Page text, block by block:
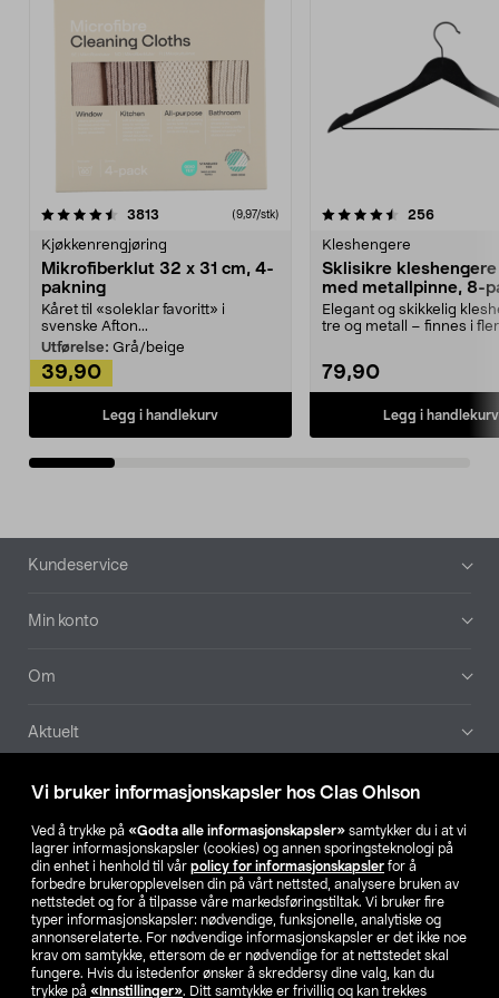
Vi bruker informasjonskapsler hos Clas Ohlson
Ved å trykke på «Godta alle informasjonskapsler» samtykker du i at vi
lagrer informasjonskapsler (cookies) og annen sporingsteknologi på
din enhet i henhold til vår policy for informasjonskapsler for å
forbedre brukeropplevelsen din på vårt nettsted, analysere bruken av
nettstedet og for å tilpasse våre markedsføringstiltak. Vi bruker fire
typer informasjonskapsler: nødvendige, funksjonelle, analytiske og
annonserelaterte. For nødvendige informasjonskapsler er det ikke noe
krav om samtykke, ettersom de er nødvendige for at nettstedet skal
fungere. Hvis du istedenfor ønsker å skreddersy dine valg, kan du
trykke på «Innstillinger». Ditt samtykke er frivillig og kan trekkes
3813 anmeldelser(9,97/stk)
Kjøkkenrengjøring
Mikrofiberklut 32 x 31 cm, 4-
pakning
Kåret til «soleklar favoritt» i
svenske Afton...
Utførelse: Grå/beige
39,90
Legg i handlekurv
4.5av 5 stjerner 256
Kleshengere
Sklisikre
med metallpinne, 8-
Elegant og skikkelig
tre og metall – finnes i
79,90
Legg i handlekurv
4.5av 5 stjerner
Bunntekst
Kundeservice
Min konto
Om
Aktuelt
Våre selskaper
Finn din butikk
SE NO FI